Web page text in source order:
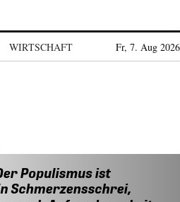
WIRTSCHAFT Fr, 7. Aug 2026